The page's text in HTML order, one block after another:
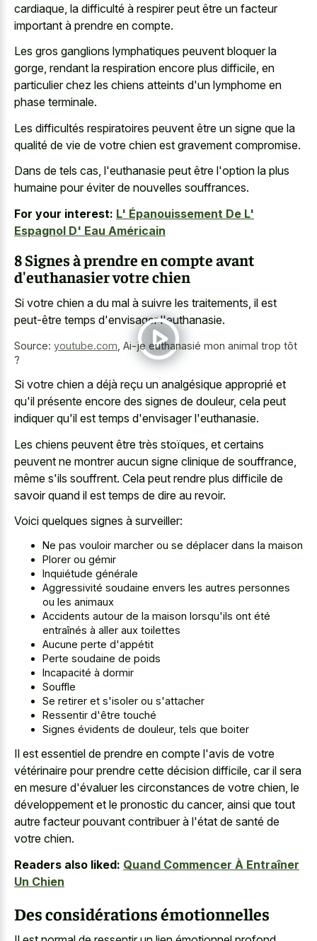
cardiaque, la difficulté à respirer peut être un facteur
important à prendre en compte.
Les gros ganglions lymphatiques peuvent bloquer la
gorge, rendant la respiration encore plus difficile, en
particulier chez les chiens atteints d'un lymphome en
phase terminale.
Les difficultés respiratoires peuvent être un signe que la
qualité de vie de votre chien est gravement compromise.
Dans de tels cas, l'euthanasie peut être l'option la plus
humaine pour éviter de nouvelles souffrances.
For your interest: L' Épanouissement De L'
Espagnol D' Eau Américain
8 Signes à prendre en compte avant
d'euthanasier votre chien
Si votre chien a du mal à suivre les traitements, il est
peut-être temps d'envisager l'euthanasie.
Source: youtube.com Ai-je euthanasié mon animal trop tôt
?
Si votre chien a déjà reçu un analgésique approprié et
qu'il présente encore des signes de douleur, cela peut
indiquer qu'il est temps d'envisager l'euthanasie.
Les chiens peuvent être très stoïques, et certains
peuvent ne montrer aucun signe clinique de souffrance,
même s'ils souffrent. Cela peut rendre plus difficile de
savoir quand il est temps de dire au revoir.
Voici quelques signes à surveiller:
Ne pas vouloir marcher ou se déplacer dans la maison
Plorer ou gémir
Inquiétude générale
Aggressivité soudaine envers les autres personnes
ou les animaux
Accidents autour de la maison lorsqu'ils ont été
entraînés à aller aux toilettes
Aucune perte d'appétit
Perte soudaine de poids
Incapacité à dormir
Souffle
Se retirer et s'isoler ou s'attacher
Ressentir d'être touché
Signes évidents de douleur, tels que boiter
Il est essentiel de prendre en compte l'avis de votre
vétérinaire pour prendre cette décision difficile, car il sera
en mesure d'évaluer les circonstances de votre chien, le
développement et le pronostic du cancer, ainsi que tout
autre facteur pouvant contribuer à l'état de santé de
votre chien.
Readers also liked: Quand Commencer À Entraîner
Un Chien
Des considérations émotionnelles